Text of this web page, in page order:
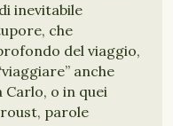
inevitabile
che
del viaggio,
anche
Carlo, o in quei
parole